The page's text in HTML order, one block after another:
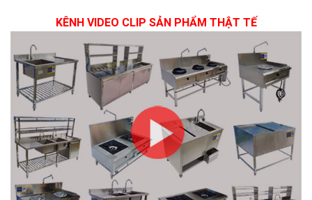
KÊNH VIDEO CLIP SẢN PHẨM THẬT TẾ